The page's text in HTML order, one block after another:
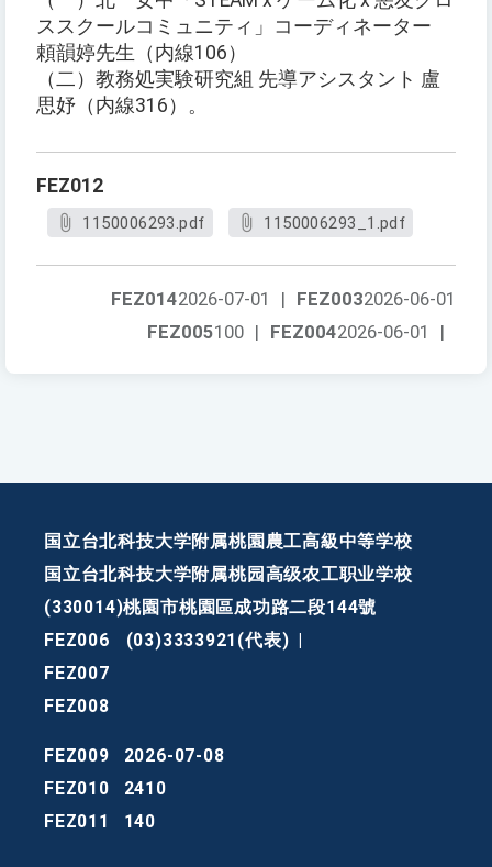
ススクールコミュニティ」コーディネーター
頼韻婷先生（内線106）
（二）教務処実験研究組 先導アシスタント 盧
思妤（内線316）。
FEZ012
1150006293.pdf 1150006293_1.pdf
FEZ0032026-06-01
FEZ0142026-07-01
|
FEZ0042026-06-01 |
FEZ005100 |
国立台北科技大学附属桃園農工高級中等学校
国立台北科技大学附属桃园高级农工职业学校
(330014)桃園市桃園區成功路二段144號
FEZ006
(03)3333921(代表)
FEZ007
FEZ008
FEZ009
2026-07-08
FEZ010
2410
FEZ011
140